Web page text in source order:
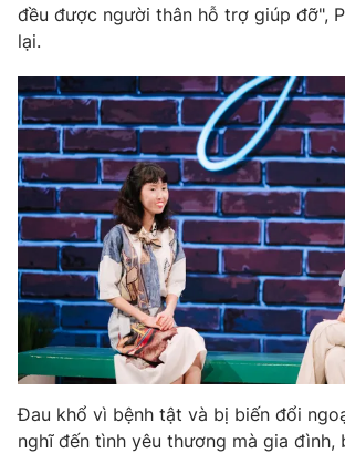
® Cấm sao chép dưới mọi hình thức nếu
thuận bằng văn bản. Ghi rõ nguồn VTV.vn
thông tin từ website này.
đều được người thân hỗ trợ giúp đỡ",
lại.
Đau khổ vì bệnh tật và bị biến đổi
nghĩ đến tình yêu thương mà gia đình,